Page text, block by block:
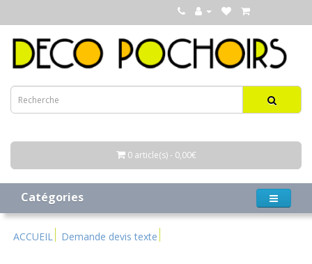
0 article(s) - 0,00€
Catégories
ACCUEIL Demande devis texte